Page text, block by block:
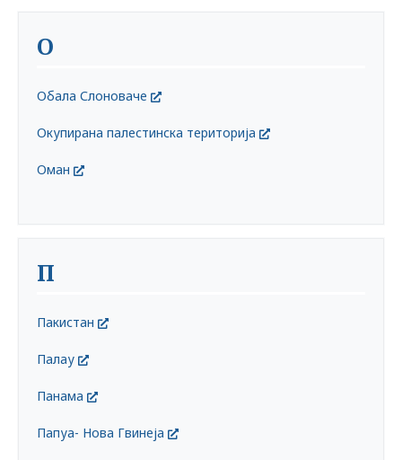
О
Обала Слоноваче
Окупирана палестинска територија
Оман
П
Пакистан
Палау
Панама
Папуа- Нова Гвинеја